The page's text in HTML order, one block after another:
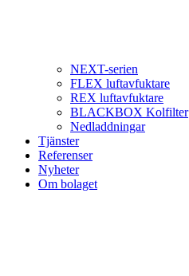
NEXT-serien
FLEX luftavfuktare
REX luftavfuktare
BLACKBOX Kolfilter
Nedladdningar
Tjänster
Referenser
Nyheter
Om bolaget